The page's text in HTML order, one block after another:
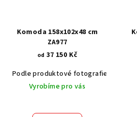
Komoda 158x102x48 cm
ZA977
od 37 150 Kč
Podle produktové fotografie
Akát
Vyrobíme pro vás